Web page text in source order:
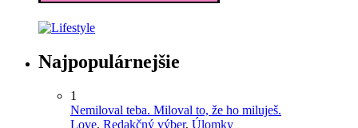
Najpopulárnejšie
1
Nemiloval teba. Miloval to, že ho miluješ.
Love, Redakčný výber, Úlomky